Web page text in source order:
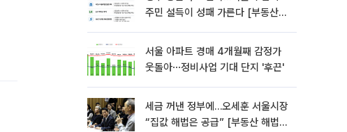
주민 설득이 성패 가른다 [부동산
서울 아파트 경매 4개월째 감정가
웃돌아⋯정비사업 기대 단지 '후끈'
세금 꺼낸 정부에…오세훈 서울시장
“집값 해법은 공급” [부동산 해법